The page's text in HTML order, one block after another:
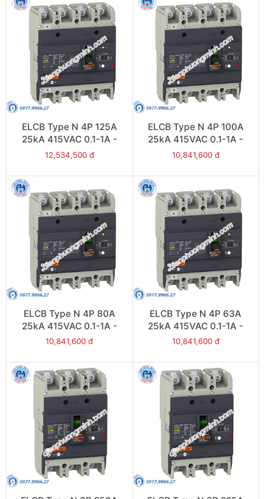
ELCB Type N 4P 125A
25kA 415VAC 0.1-1A -
Model EZCV250N4125
12,534,500 đ
ELCB Type N 4P 100A
25kA 415VAC 0.1-1A -
Model EZCV250N4100
10,841,600 đ
ELCB Type N 4P 80A
25kA 415VAC 0.1-1A -
Model EZCV250N4080
10,841,600 đ
ELCB Type N 4P 63A
25kA 415VAC 0.1-1A -
Model EZCV250N4063
10,841,600 đ